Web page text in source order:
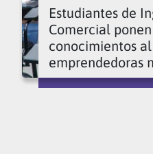
Estudiantes de
Comercial ponen
conocimientos
emprendedoras